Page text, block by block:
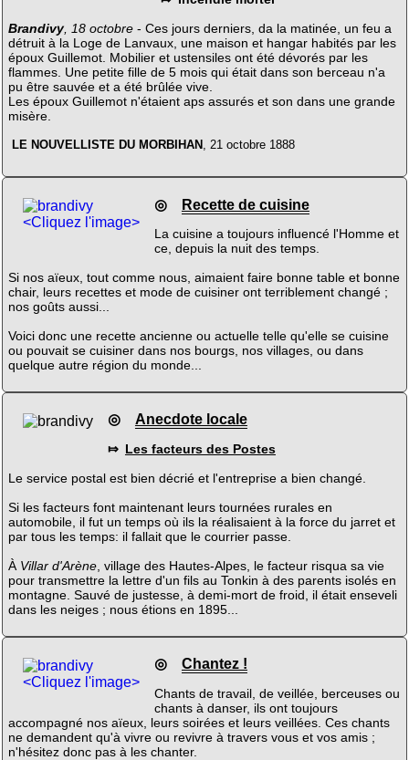
Brandivy, 18 octobre- Ces jours derniers, da la matinée, un feu a
détruit à la Loge de Lanvaux, une maison et hangar habités par les
époux Guillemot. Mobilier et ustensiles ont été dévorés par les
flammes. Une petite fille de 5 mois qui était dans son berceau n'a
pu être sauvée et a été brûlée vive.
Les époux Guillemot n'étaient aps assurés et son dans une grande
misère.
LE NOUVELLISTE DU MORBIHAN , 21 octobre 1888
<Cliquez l'image>
◎ Recette de cuisine
La cuisine a toujours influencé l'Homme et
ce, depuis la nuit des temps.
Si nos aïeux, tout comme nous, aimaient faire bonne table et bonne
chair, leurs recettes et mode de cuisiner ont terriblement changé ;
nos goûts aussi...
Voici donc une recette ancienne ou actuelle telle qu'elle se cuisine
ou pouvait se cuisiner dans nos bourgs, nos villages, ou dans
quelque autre région du monde...
◎ Anecdote locale
⤇ Les facteurs des Postes
Le service postal est bien décrié et l'entreprise a bien changé.
Si les facteurs font maintenant leurs tournées rurales en
automobile, il fut un temps où ils la réalisaient à la force du jarret et
par tous les temps: il fallait que le courrier passe.
À Villar d'Arène, village des Hautes-Alpes, le facteur risqua sa vie
pour transmettre la lettre d'un fils au Tonkin à des parents isolés en
montagne. Sauvé de justesse, à demi-mort de froid, il était enseveli
dans les neiges ; nous étions en 1895...
<Cliquez l'image>
◎ Chantez !
Chants de travail, de veillée, berceuses ou
chants à danser, ils ont toujours
accompagné nos aïeux, leurs soirées et leurs veillées. Ces chants
ne demandent qu'à vivre ou revivre à travers vous et vos amis ;
n'hésitez donc pas à les chanter.